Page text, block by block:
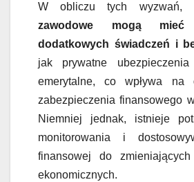
W obliczu tych wyzwań,
zawodowe mogą
dodatkowych świadczeń i
jak prywatne
emerytalne, co wpływa na
zabezpieczenia finansowego
Niemniej jednak, istnieje
monitorowania i
finansowej do
ekonomicznych.